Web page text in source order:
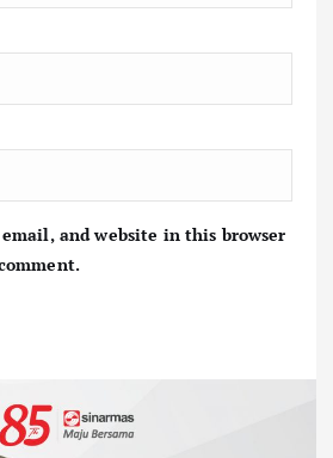
email, and website in this browser